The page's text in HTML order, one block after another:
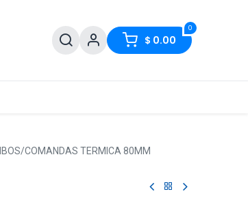
0
$ 0.00
COMANDAS TERMICA 80MM